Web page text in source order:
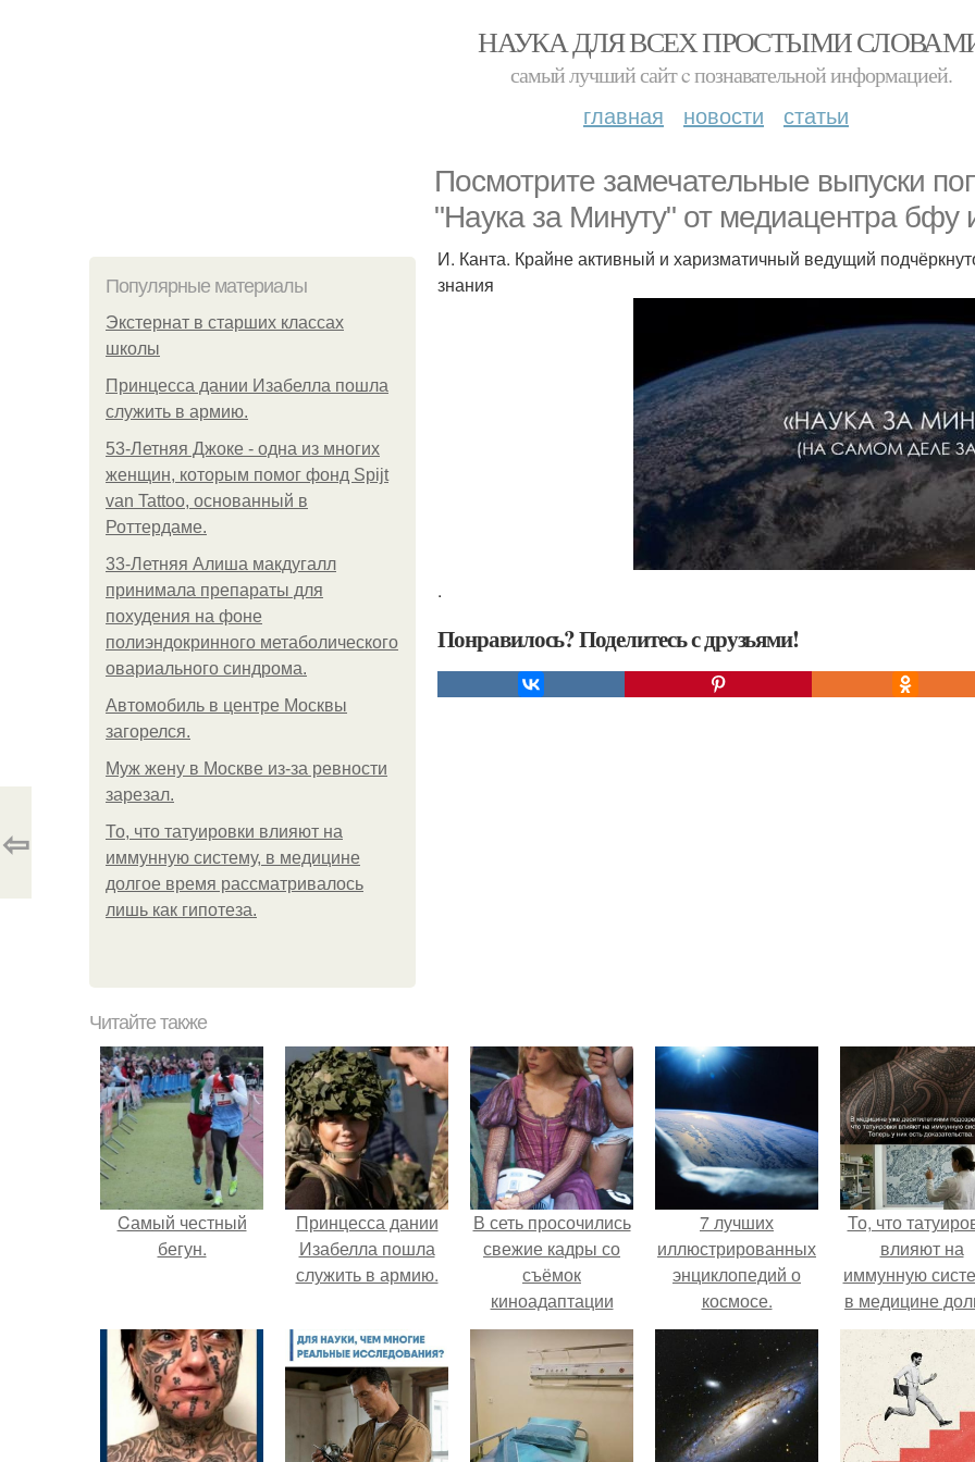
НАУКА ДЛЯ ВСЕХ ПРОСТЫМИ
самый лучший сайт c познавательной информацией.
главная новости статьи
Посмотрите замечательные выпуски
"Наука за Минуту" от медиацентра бфу
Популярные материалы
Экстернат в старших классах
школы
Принцесса дании Изабелла пошла
служить в армию.
53-Летняя Джоке - одна из многих
женщин, которым помог фонд Spijt
van Tattoo, основанный в
Роттердаме.
33-Летняя Алиша макдугалл
принимала препараты для
похудения на фоне
полиэндокринного метаболического
овариального синдрома.
Автомобиль в центре Москвы
загорелся.
Mуж жену в Москве из-за ревности
зарезал.
То, что татуировки влияют на
иммунную систему, в медицине
долгое время рассматривалось
лишь как гипотеза.
И. Канта. Крайне активный и харизматичный ведущий
знания
.
Понравилось? Поделитесь с друзьями!
⇦
Читайте также
Cамый честный
бегун.
Принцесса дании
Изабелла пошла
служить в армию.
В сеть просочились
свежие кадры со
съёмок
киноадаптации
"Рапунцель", и всё
внимание
моментально
приковано к Тиган
7 лучших
иллюстрированных
энциклопедий о
космосе.
То, что
влияют на
иммунную
в медицине
время
лишь как